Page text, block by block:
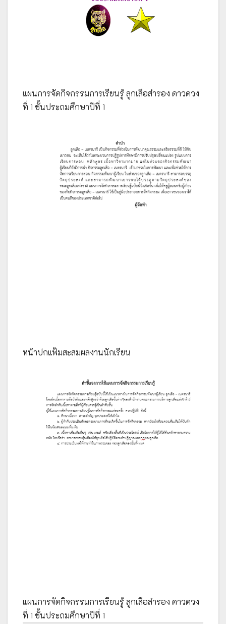
แผนการจัดกิจกรรมการเรียนรู้ ลูกเสือสำรอง ดาวดวง
ที่ 1 ชั้นประถมศึกษาปีที่ 1
หน้าปกแฟ้มสะสมผลงานนักเรียน
แผนการจัดกิจกรรมการเรียนรู้ ลูกเสือสำรอง ดาวดวง
ที่ 1 ชั้นประถมศึกษาปีที่ 1